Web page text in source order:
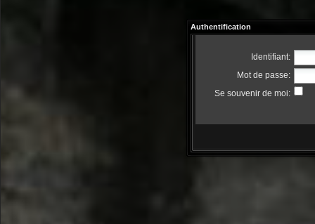
Authentification
Identifiant:
Mot de passe:
Se souvenir de moi: